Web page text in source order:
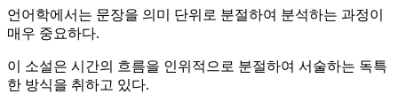
언어학에서는 문장을 의미 단위로 분절하여 분석하는 과정이
매우 중요하다.
이 소설은 시간의 흐름을 인위적으로 분절하여 서술하는 독특
한 방식을 취하고 있다.